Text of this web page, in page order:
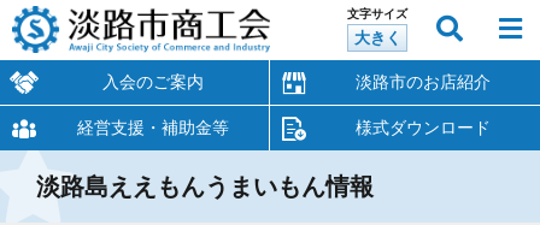
文字サイズ
大きく
入会のご案内 淡路市のお店紹介
経営支援・補助金等 様式ダウンロード
淡路島ええもんうまいもん情報